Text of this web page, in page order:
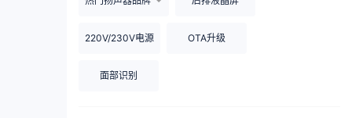
220V/230V电源 OTA升级
面部识别